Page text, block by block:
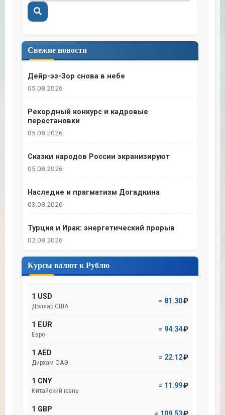
Поиск
Свежие новости
Дейр-эз-Зор снова в небе
05.08.2026
Рекордный конкурс и кадровые
перестановки
05.08.2026
Сказки народов России экранизируют
05.08.2026
Наследие и прагматизм Догадкина
03.08.2026
Турция и Ирак: энергетический прорыв
02.08.2026
Курсы валют к Рублю
1 USD
Доллар США
= 81.30₽
1 EUR
Евро
= 94.34₽
1 AED
Дирхам ОАЭ
= 22.12₽
1 CNY
Китайский юань
= 11.99₽
1 GBP